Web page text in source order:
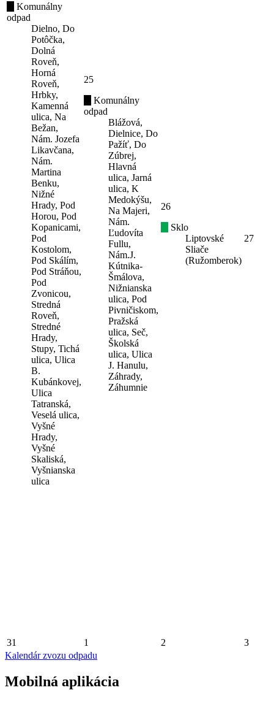
Komunálny
odpad
Dielno, Do
Potôčka,
Dolná
Roveň,
Horná
Roveň,
Hrbky,
Kamenná
ulica, Na
Bežan,
Nám. Jozefa
Likavčana,
Nám.
Martina
Benku,
Nižné
Hrady, Pod
Horou, Pod
Kopanicami,
Pod
Kostolom,
Pod Skálím,
Pod Stráňou,
Pod
Zvonicou,
Stredná
Roveň,
Stredné
Hrady,
Stupy, Tichá
ulica, Ulica
B.
Kubánkovej,
Ulica
Tatranská,
Veselá ulica,
Vyšné
Hrady,
Vyšné
Skaliská,
Vyšnianska
ulica
25
Komunálny
odpad
Blážová,
Dielnice, Do
Pažíť, Do
Zúbrej,
Hlavná
ulica, Jarná
ulica, K
Medokýšu,
Na Majeri,
Nám.
Ľudovíta
Fullu,
Nám.J.
Kútnika-
Šmálova,
Nižnianska
ulica, Pod
Pivničiskom,
Pražská
ulica, Seč,
Školská
ulica, Ulica
J. Hanulu,
Záhrady,
Záhumnie
26
Sklo
Liptovské
Sliače
(Ružomberok)
27
31 1 2
3
Kalendár zvozu odpadu
Mobilná aplikácia